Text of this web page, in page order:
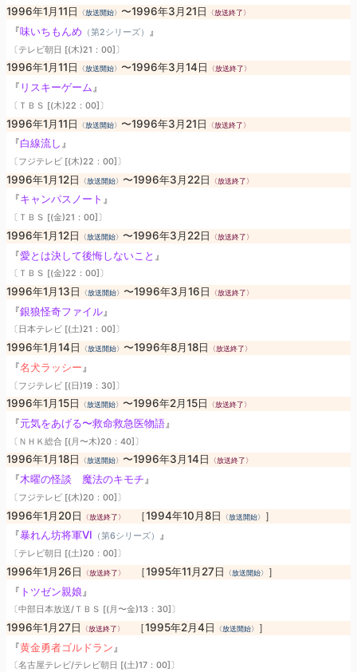
1996年1月11日 〈放送開始〉 〜1996年3月21日 〈放送終了〉
『味いちもんめ （第2シリーズ） 』
〔テレビ朝日 [(木)21：00]〕
1996年1月11日 〈放送開始〉 〜1996年3月14日 〈放送終了〉
『 リスキーゲーム 』
〔ＴＢＳ [(木)22：00]〕
1996年1月11日 〈放送開始〉 〜1996年3月21日 〈放送終了〉
『白線流し』
〔フジテレビ [(木)22：00]〕
1996年1月12日 〈放送開始〉 〜1996年3月22日 〈放送終了〉
『キャンパスノート 』
〔ＴＢＳ [(金)21：00]〕
1996年1月12日 〈放送開始〉 〜1996年3月22日 〈放送終了〉
『愛とは決して後悔しないこと 』
〔ＴＢＳ [(金)22：00]〕
1996年1月13日 〈放送開始〉 〜1996年3月16日 〈放送終了〉
『銀狼怪奇ファイル』
〔日本テレビ [(土)21：00]〕
1996年1月14日 〈放送開始〉 〜1996年8月18日 〈放送終了〉
『名犬ラッシー 』
〔フジテレビ [(日)19：30]〕
1996年1月15日 〈放送開始〉 〜1996年2月15日 〈放送終了〉
『元気をあげる〜救命救急医物語』
〔ＮＨＫ総合 [(月〜木)20：40]〕
1996年1月18日 〈放送開始〉 〜1996年3月14日 〈放送終了〉
『木曜の怪談 魔法のキモチ 』
〔フジテレビ [(木)20：00]〕
1996年1月20日 〈放送終了〉 ［1994年10月8日 〈放送開始〉
］
『暴れん坊将軍VI （第6シリーズ） 』
〔テレビ朝日 [(土)20：00]〕
1996年1月26日 〈放送終了〉 ［1995年11月27日 〈放送開始〉
］
『 トツゼン親娘 』
〔中部日本放送/ＴＢＳ [(月〜金)13：30]〕
1996年1月27日 〈放送終了〉 ［1995年2月4日 〈放送開始〉
］
『黄金勇者ゴルドラン 』
〔名古屋テレビ/テレビ朝日 [(土)17：00]〕